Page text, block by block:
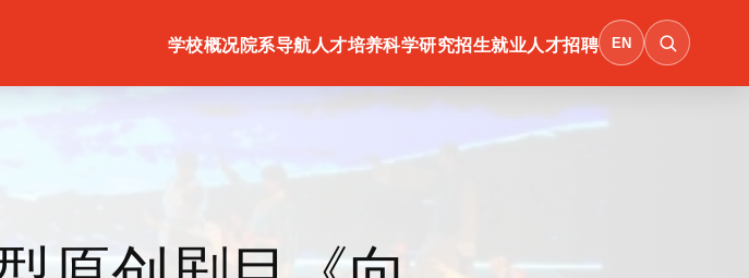
学校概况院系导航 人才培养科学研究招生就业人才招聘 EN